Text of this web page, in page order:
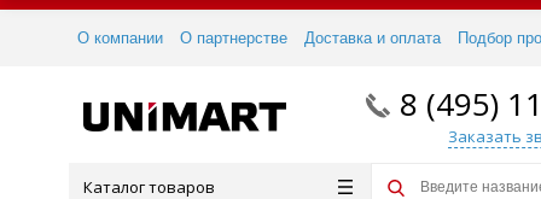
О компании О партнерстве Доставка и оплата Подбор
8 (495)
Заказать
Каталог товаров